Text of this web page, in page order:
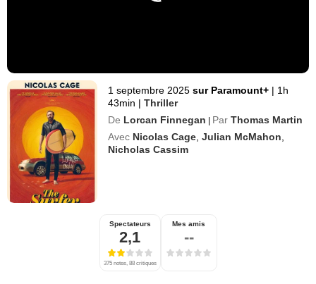
1 septembre 2025 sur Paramount+ | 1h
43min | Thriller
De Lorcan Finnegan | Par Thomas Martin
Avec Nicolas Cage ,Julian McMahon
Nicholas Cassim
Spectateurs
2,1
375 notes, 88 critiques
Mes amis
--